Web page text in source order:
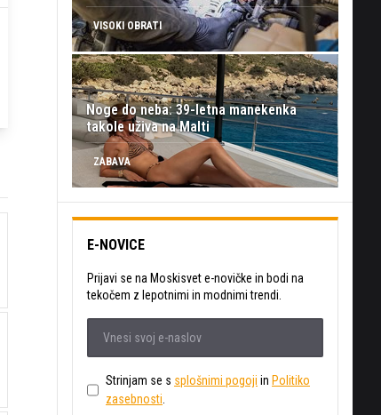
VISOKI OBRATI
Noge do neba: 39-letna manekenka
takole uživa na Malti
ZABAVA
E-NOVICE
Prijavi se na Moskisvet e-novičke in bodi na
tekočem z lepotnimi in modnimi trendi.
Strinjam se s splošnimi pogoji in Politiko
zasebnosti